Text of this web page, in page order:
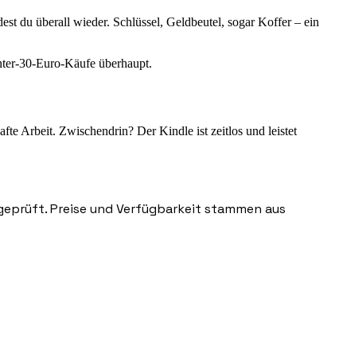
du überall wieder. Schlüssel, Geldbeutel, sogar Koffer – ein
30-Euro-Käufe überhaupt.
Arbeit. Zwischendrin? Der Kindle ist zeitlos und leistet
Preise und Verfügbarkeit stammen aus